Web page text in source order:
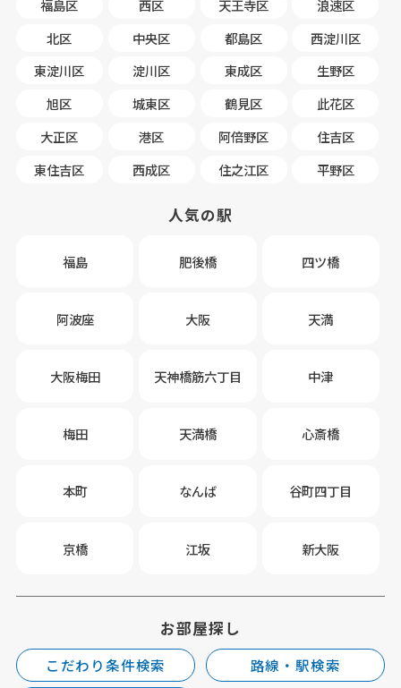
福島区 西区 天王寺区
浪速区
北区
中央区 都島区
西淀川区
東淀川区
淀川区 東成区
生野区
旭区
城東区 鶴見区
此花区
大正区
港区 阿倍野区
住吉区
東住吉区
西成区 住之江区 平野区
人気の駅
福島 肥後橋 四ツ橋
阿波座 大阪 天満
大阪梅田 天神橋筋六丁目 中津
梅田 天満橋 心斎橋
本町 なんば 谷町四丁目
京橋 江坂 新大阪
お部屋探し
こだわり条件検索
路線・駅検索